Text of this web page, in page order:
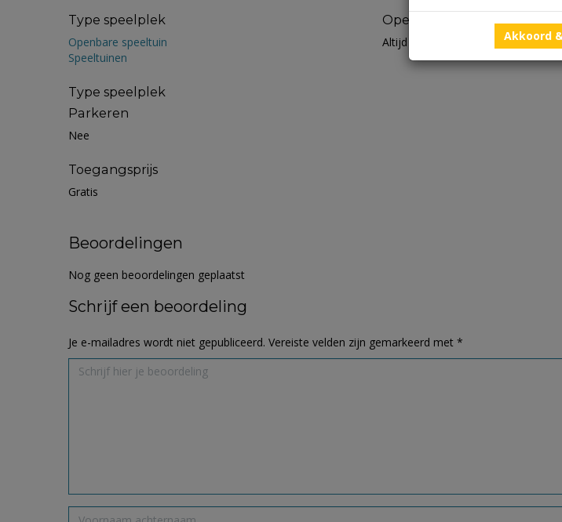
Type speelplek
Openbare speeltuin
Speeltuinen
Type speelplek
Parkeren
Nee
Toegangsprijs
Gratis
Openingstijden
Altijd open
Beoordelingen
Nog geen beoordelingen geplaatst
Schrijf een beoordeling
Je e-mailadres wordt niet gepubliceerd. Vereiste velden zijn gemarkeerd met *
Akkoord